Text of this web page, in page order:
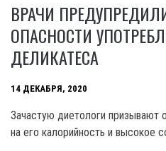
ВРАЧИ
ОПАСНОСТИ
ДЕЛИКАТЕСА
14 ДЕКАБРЯ, 2020
Зачастую диетологи призывают
на его калорийность и высокое